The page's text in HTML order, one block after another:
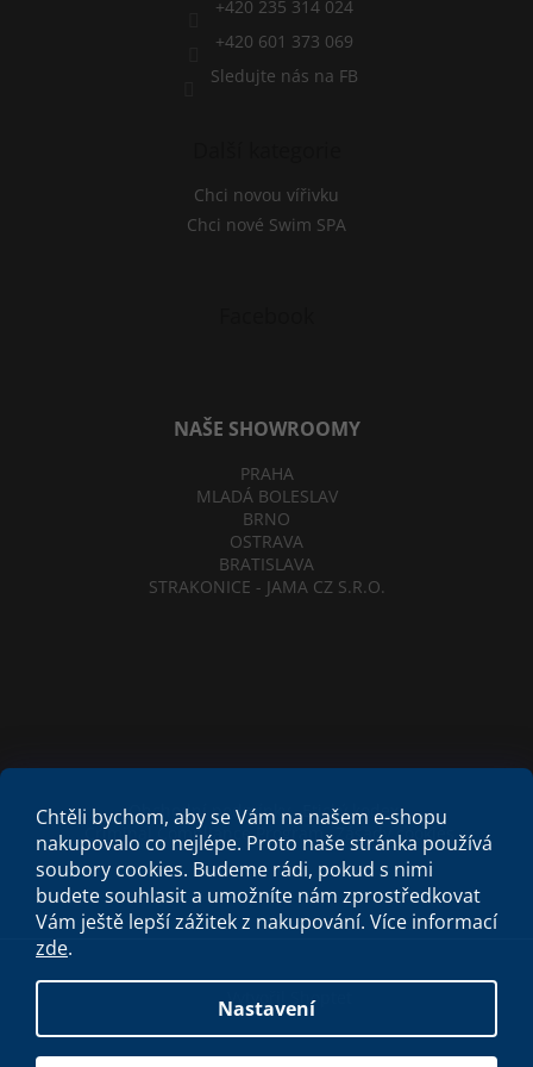
Chtěli bychom, aby se Vám na našem e-shopu
nakupovalo co nejlépe. Proto naše stránka používá
soubory cookies. Budeme rádi, pokud s nimi
budete souhlasit a umožníte nám zprostředkovat
Vám ještě lepší zážitek z nakupování. Více informací
zde.
Nastavení
+420 235 314 024
+420 601 373 069
Sledujte nás na FB
Chci novou vířivku
Chci nové Swim SPA
NAŠE SHOWROOMY
PRAHA
MLADÁ BOLESLAV
BRNO
OSTRAVA
BRATISLAVA
STRAKONICE - JAMA CZ S.R.O.
Obchodní podmínky
Etický kodex
Criminal Compliance Program
Zásady cookies
Vytvořil Shoptet